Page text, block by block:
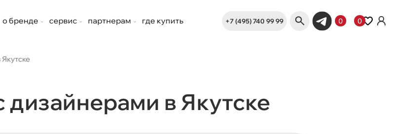
о бренде сервис партнерам где купить +7 (495) 740 99 99 0 0
дизайнерами в Якутске